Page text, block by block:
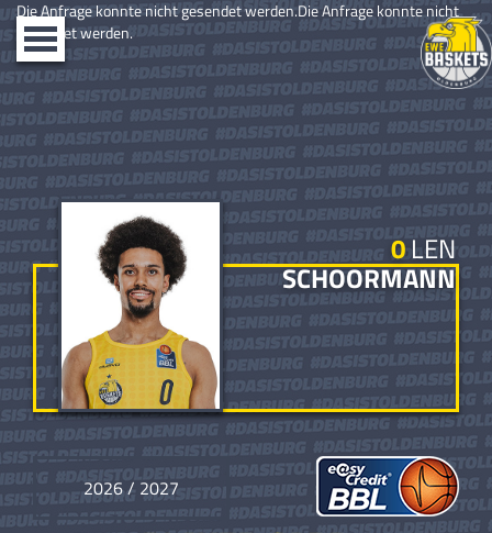
Toggle
navigation
Die Anfrage konnte nicht gesendet werden.Die Anfrage konnte nicht
gesendet werden.
0LEN
SCHOORMANN
2026 / 2027